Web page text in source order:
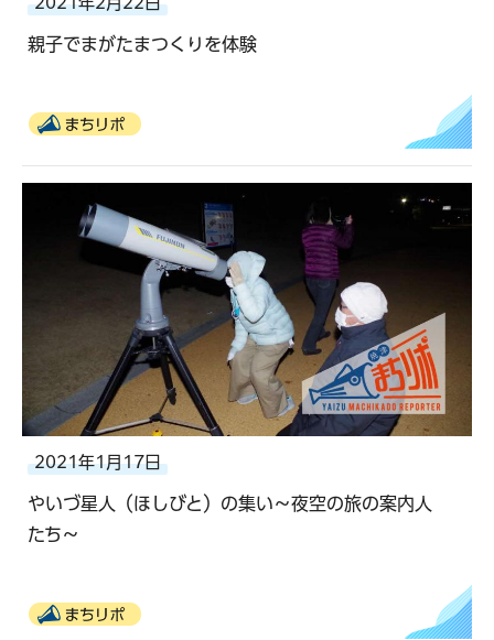
親子でまがたまつくりを体験
まちリポ
2021年1月17日
やいづ星人（ほしびと）の集い～夜空の旅の案内人
たち～
まちリポ